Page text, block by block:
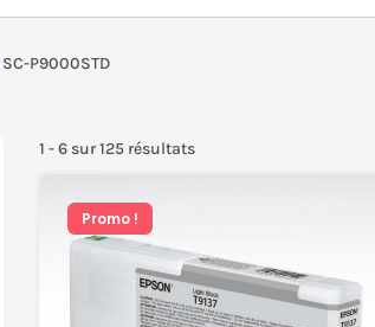
SC-P9000STD
1 - 6 sur 125 résultats
Promo !